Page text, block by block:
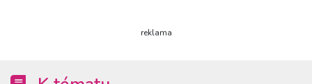
reklama